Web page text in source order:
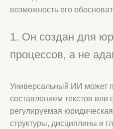
возможность его
1. Он создан для
процессов, а не
Универсальный ИИ может
составлением текстов
регулируемая
структуры, дисциплины и